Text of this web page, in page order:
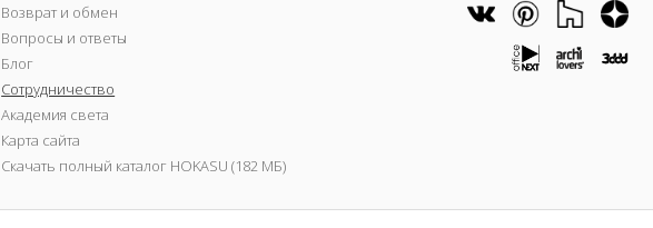
Возврат и обмен
Вопросы и ответы
Блог
Сотрудничество
Академия света
Карта сайта
Скачать полный каталог HOKASU (182 МБ)